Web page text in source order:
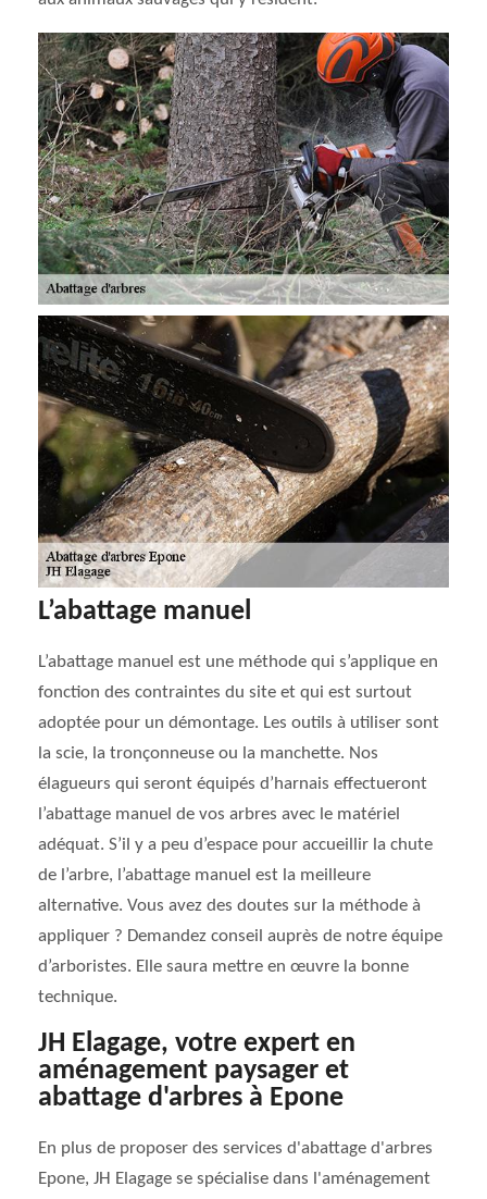
L’abattage manuel
L’abattage manuel est une méthode qui s’applique en
fonction des contraintes du site et qui est surtout
adoptée pour un démontage. Les outils à utiliser sont
la scie, la tronçonneuse ou la manchette. Nos
élagueurs qui seront équipés d’harnais effectueront
l’abattage manuel de vos arbres avec le matériel
adéquat. S’il y a peu d’espace pour accueillir la chute
de l’arbre, l’abattage manuel est la meilleure
alternative. Vous avez des doutes sur la méthode à
appliquer ? Demandez conseil auprès de notre équipe
d’arboristes. Elle saura mettre en œuvre la bonne
technique.
JH Elagage, votre expert en
aménagement paysager et
abattage d'arbres à Epone
En plus de proposer des services d'abattage d'arbres
Epone, JH Elagage se spécialise dans l'aménagement